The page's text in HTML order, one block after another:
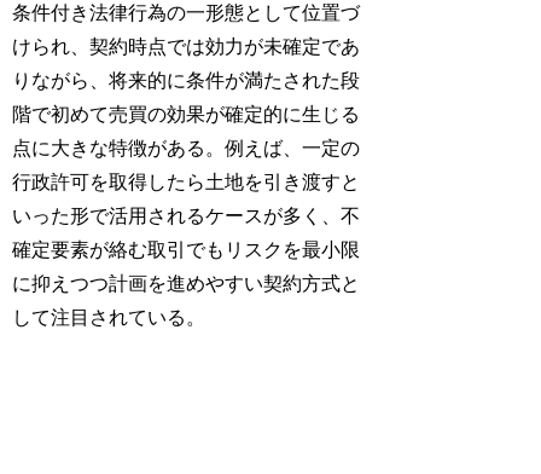
条件付き法律行為の一形態として位置づ
けられ、契約時点では効力が未確定であ
りながら、将来的に条件が満たされた段
階で初めて売買の効果が確定的に生じる
点に大きな特徴がある。例えば、一定の
行政許可を取得したら土地を引き渡すと
いった形で活用されるケースが多く、不
確定要素が絡む取引でもリスクを最小限
に抑えつつ計画を進めやすい契約方式と
して注目されている。